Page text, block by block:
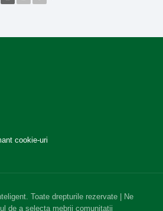
cookie-uri
Toate drepturile rezervate | Ne
de a selecta mebrii comunitatii